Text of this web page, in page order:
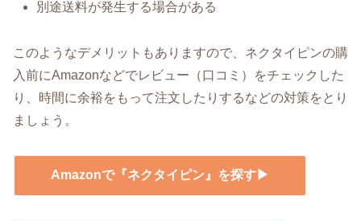
別途送料が発生する場合がある
このようなデメリットもありますので、ネクタイピンの購
入前にAmazonなどでレビュー（口コミ）をチェックした
り、時間に余裕をもって注文したりするなどの対策をとり
ましょう。
Amazonで『ネクタイピン』を探す▶